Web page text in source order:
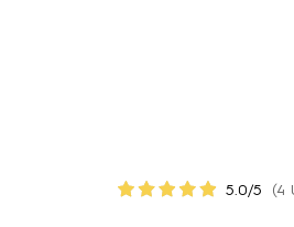
5.0/5 (4